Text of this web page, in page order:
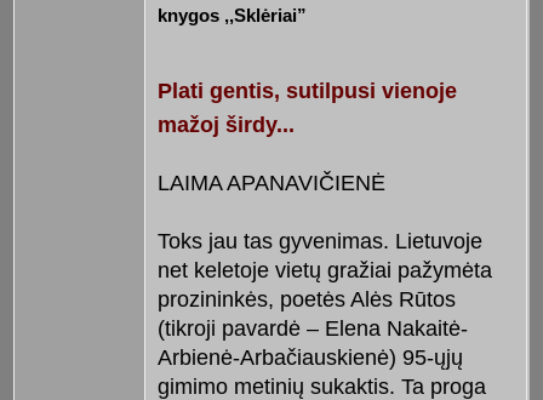
knygos ,,Sklėriai”
Plati gentis, sutilpusi vienoje
mažoj širdy...
LAIMA APANAVIČIENĖ
Toks jau tas gyvenimas. Lietuvoje
net keletoje vietų gražiai pažymėta
prozininkės, poetės Alės Rūtos
(tikroji pavardė – Elena Nakaitė-
Arbienė-Arbačiauskienė) 95-ųjų
gimimo metinių sukaktis. Ta proga